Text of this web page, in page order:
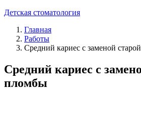
Детская стоматология
Главная
Работы
Средний кариес с заменой
Средний кариес с
пломбы